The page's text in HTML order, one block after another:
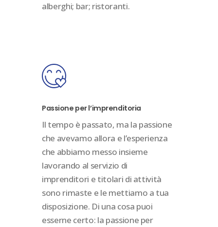
alberghi; bar; ristoranti.
Passione per l’imprenditoria
Il tempo è passato, ma la passione
che avevamo allora e l’esperienza
che abbiamo messo insieme
lavorando al servizio di
imprenditori e titolari di attività
sono rimaste e le mettiamo a tua
disposizione. Di una cosa puoi
esserne certo: la passione per